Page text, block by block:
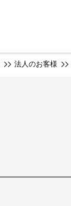
法人のお客様